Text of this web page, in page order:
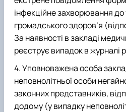
інфекційне захворювання
громадського здоров’я
За наявності в закладі
реєструє випадок в журналі
Уповноважена особа
неповнолітньої особи
законних представників,
додому (у випадку